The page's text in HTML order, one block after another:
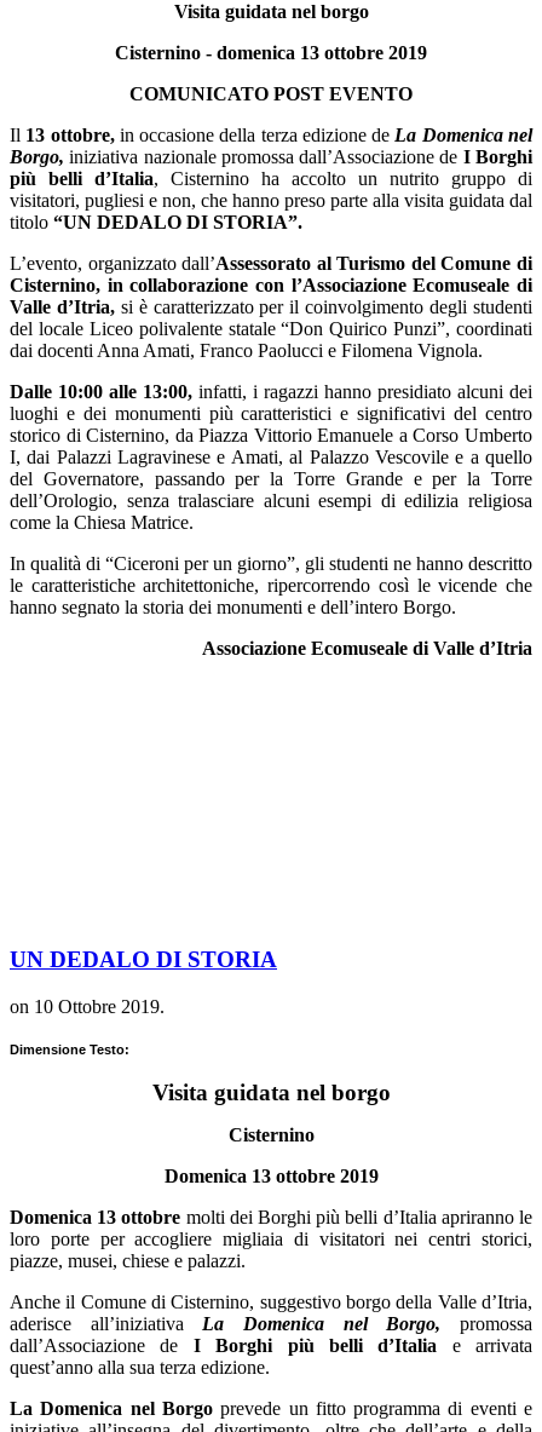
Visita guidata nel borgo
Cisternino - domenica 13 ottobre 2019
COMUNICATO POST EVENTO
Il 13 ottobre, in occasione della terza edizione deLa Domenica nel
Borgo, iniziativa nazionale promossa dall’Associazione de I Borghi
più belli d’Italia, Cisternino ha accolto un nutrito gruppo di
visitatori, pugliesi e non, che hanno preso parte alla visita guidata dal
titolo “UN DEDALO DI STORIA”.
L’evento, organizzato dall’Assessorato al Turismo del Comune di
Cisternino, in collaborazione con l’Associazione Ecomuseale di
Valle d’Itria, si è caratterizzato per il coinvolgimento degli studenti
del locale Liceo polivalente statale “Don Quirico Punzi”, coordinati
dai docenti Anna Amati, Franco Paolucci e Filomena Vignola.
Dalle 10:00 alle 13:00, infatti, i ragazzi hanno presidiato alcuni dei
luoghi e dei monumenti più caratteristici e significativi del centro
storico di Cisternino, da Piazza Vittorio Emanuele a Corso Umberto
I, dai Palazzi Lagravinese e Amati, al Palazzo Vescovile e a quello
del Governatore, passando per la Torre Grande e per la Torre
dell’Orologio, senza tralasciare alcuni esempi di edilizia religiosa
come la Chiesa Matrice.
In qualità di “Ciceroni per un giorno”, gli studenti ne hanno descritto
le caratteristiche architettoniche, ripercorrendo così le vicende che
hanno segnato la storia dei monumenti e dell’intero Borgo.
Associazione Ecomuseale di Valle d’Itria
UN DEDALO DI STORIA
on 10 Ottobre 2019.
Dimensione Testo:
Visita guidata nel borgo
Cisternino
Domenica 13 ottobre 2019
Domenica 13 ottobre molti dei Borghi più belli d’Italia apriranno le
loro porte per accogliere migliaia di visitatori nei centri storici,
piazze, musei, chiese e palazzi.
Anche il Comune di Cisternino, suggestivo borgo della Valle d’Itria,
aderisce all’iniziativa La Domenica nel Borgo, promossa
dall’Associazione de I Borghi più belli d’Italia e arrivata
quest’anno alla sua terza edizione.
La Domenica nel Borgoprevede un fitto programma di eventi e